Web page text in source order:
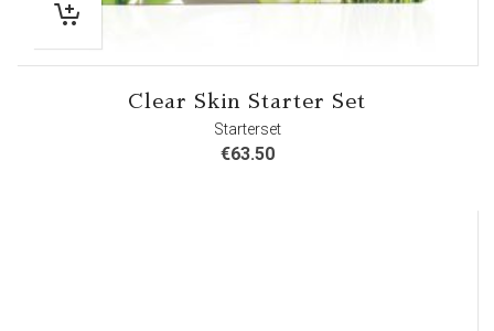
Clear Skin Starter Set
Starterset
€63.50